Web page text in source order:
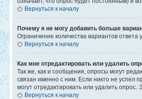
Вернуться к началу
Почему я не могу добавить больше
Ограничение количества вариантов
Вернуться к началу
Как мне отредактировать или удалить
Так же, как и сообщения, опросы могут
связан именно с ним. Если никто не успел
могут отредактировать или удалить
Вернуться к началу